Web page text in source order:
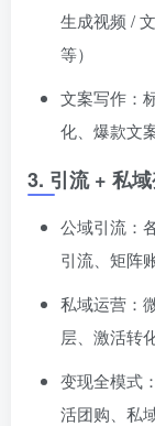
生成视频 /
等）
文案写作：
化、爆款文
3. 引流 + 私域
公域引流：
引流、矩阵
私域运营：
层、激活转
变现全模式
活团购、私